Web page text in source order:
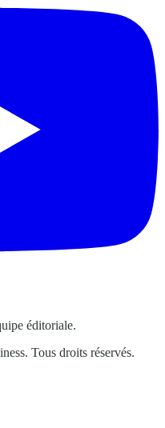
éditoriale.
Tous droits réservés.